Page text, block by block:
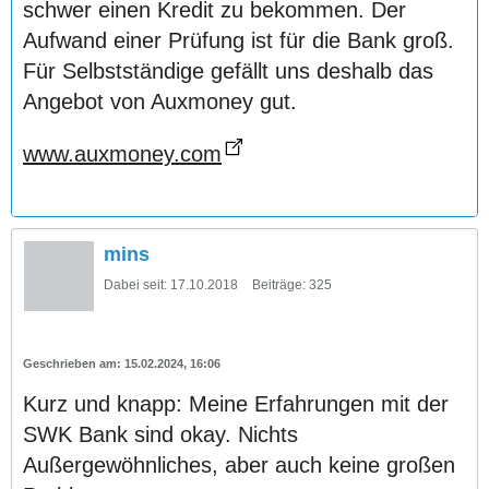
schwer einen Kredit zu bekommen. Der
Aufwand einer Prüfung ist für die Bank groß.
Für Selbstständige gefällt uns deshalb das
Angebot von Auxmoney gut.
www.auxmoney.com
mins
Dabei seit: 17.10.2018 Beiträge: 325
15.02.2024, 16:06
Kurz und knapp: Meine Erfahrungen mit der
SWK Bank sind okay. Nichts
Außergewöhnliches, aber auch keine großen